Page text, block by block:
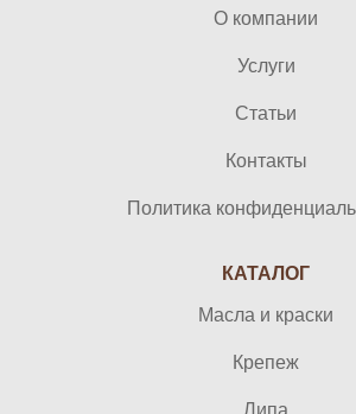
О компании
Услуги
Статьи
Контакты
Политика
КАТАЛОГ
Масла и краски
Крепеж